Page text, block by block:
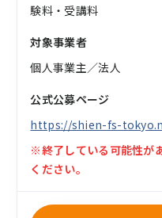
験料・受講料
対象事業者
個人事業主／法人
公式公募ページ
https://shien-fs-
※終了している可能性が
ください。